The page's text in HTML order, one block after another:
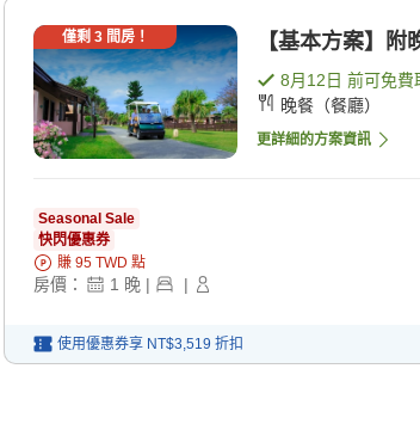
僅剩 3間房！ 【基本方案】
8月12日 前可免費
晚餐（餐廳）
更詳細的方案資訊
Seasonal Sale
快閃優惠券
賺 95 TWD 點
房價： 1 晚 | |
使用優惠券享 NT$3,519 折扣